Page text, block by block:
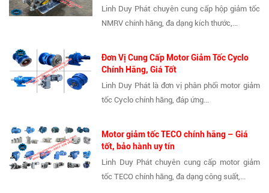
Linh Duy Phát chuyên cung cấp hộp giảm tốc
NMRV chính hãng, đa dạng kích thước,...
Đơn Vị Cung Cấp Motor Giảm Tốc Cyclo
Chính Hãng, Giá Tốt
Linh Duy Phát là đơn vị phân phối motor giảm
tốc Cyclo chính hãng, đáp ứng...
Motor giảm tốc TECO chính hãng – Giá
tốt, bảo hành uy tín
Linh Duy Phát chuyên cung cấp motor giảm
tốc TECO chính hãng, đa dạng công suất,...